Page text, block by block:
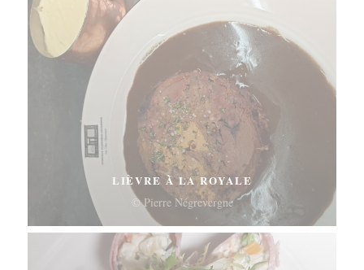
LIÈVRE À LA ROYALE
© Pierre Négrevergne